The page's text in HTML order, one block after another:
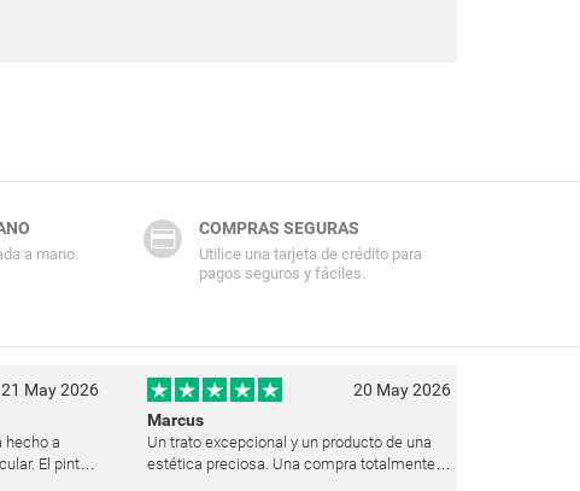
a mano.
COMPRAS SEGURAS
Utilice una tarjeta de crédito para
pagos seguros y fáciles.
21 May 2026
hecho a
El pintor
20 May 2026
Marcus
Un trato excepcional y un producto de una
estética preciosa. Una compra totalmente